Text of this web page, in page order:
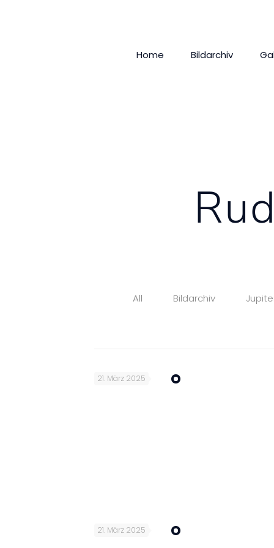
Home Bildarchiv
All Bildarchiv
21. März 2025
21. März 2025